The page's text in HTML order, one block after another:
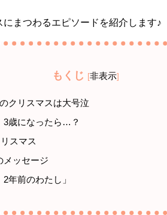
まつわるエピソードを紹介します♪
もくじ [非表示]
クリスマスは大号泣
3歳になったら…？
スマス
メッセージ
前のわたし」